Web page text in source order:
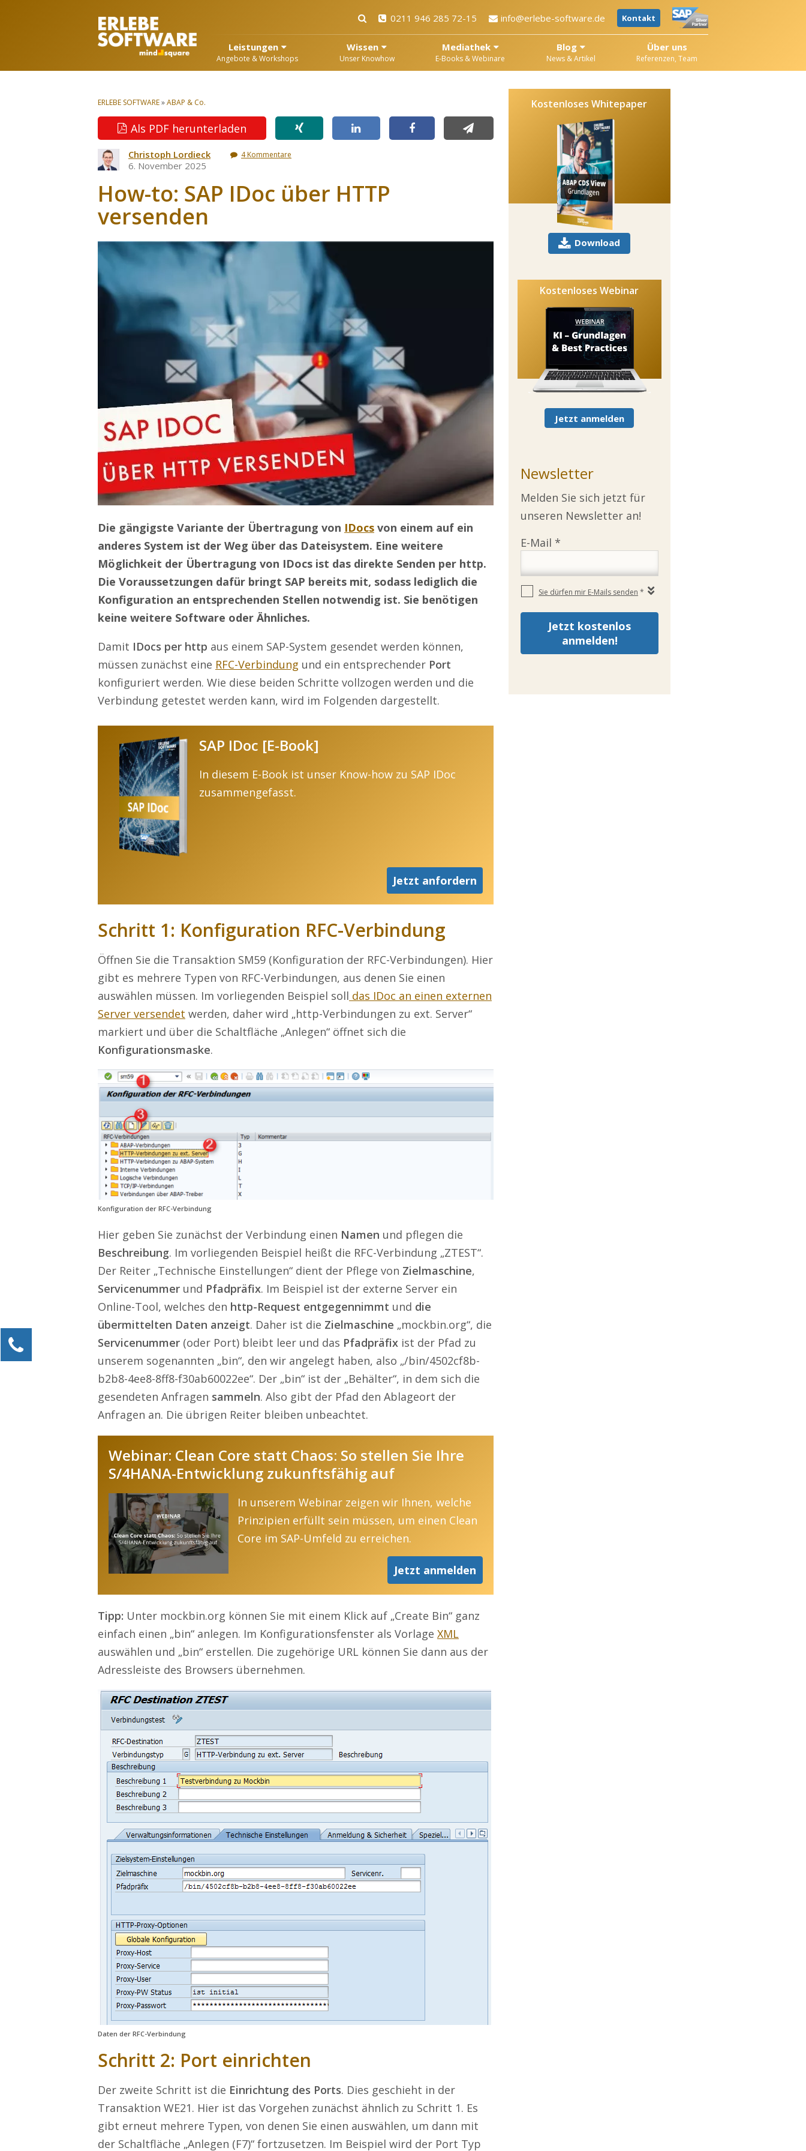
0211 946 285 72-15 info@erlebe-software.de Kontakt
Leistungen
Angebote & Workshops
Wissen
Unser Knowhow
Mediathek
E-Books & Webinare
Blog
News & Artikel
Über uns
Referenzen, Team
ERLEBE SOFTWARE»ABAP & Co.
Als PDF herunterladen
Christoph Lordieck
6. November 2025
4 Kommentare
How-to: SAP IDoc über HTTP
versenden
Die gängigste Variante der Übertragung von IDocs von einem auf ein
anderes System ist der Weg über das Dateisystem. Eine weitere
Möglichkeit der Übertragung von IDocs ist das direkte Senden per http.
Die Voraussetzungen dafür bringt SAP bereits mit, sodass lediglich die
Konfiguration an entsprechenden Stellen notwendig ist. Sie benötigen
keine weitere Software oder Ähnliches.
Damit IDocs per http aus einem SAP-System gesendet werden können,
müssen zunächst eine RFC-Verbindung und ein entsprechender Port
konfiguriert werden. Wie diese beiden Schritte vollzogen werden und die
Verbindung getestet werden kann, wird im Folgenden dargestellt.
SAP IDoc [E-Book]
In diesem E-Book ist unser Know-how zu SAP IDoc
zusammengefasst.
Jetzt anfordern
Schritt 1: Konfiguration RFC-Verbindung
Öffnen Sie die Transaktion SM59 (Konfiguration der RFC-Verbindungen). Hier
gibt es mehrere Typen von RFC-Verbindungen, aus denen Sie einen
auswählen müssen. Im vorliegenden Beispiel soll das IDoc an einen externen
Server versendet werden, daher wird „http-Verbindungen zu ext. Server“
markiert und über die Schaltfläche „Anlegen“ öffnet sich die
Konfigurationsmaske.
Konfiguration der RFC-Verbindung
Hier geben Sie zunächst der Verbindung einen Namen und pflegen die
Beschreibung. Im vorliegenden Beispiel heißt die RFC-Verbindung „ZTEST“.
Der Reiter „Technische Einstellungen“ dient der Pflege von Zielmaschine,
Servicenummer und Pfadpräfix. Im Beispiel ist der externe Server ein
Online-Tool, welches den http-Request entgegennimmt und die
übermittelten Daten anzeigt. Daher ist die Zielmaschine „mockbin.org“, die
Servicenummer (oder Port) bleibt leer und das Pfadpräfix ist der Pfad zu
unserem sogenannten „bin“, den wir angelegt haben, also „/bin/4502cf8b-
b2b8-4ee8-8ff8-f30ab60022ee“. Der „bin“ ist der „Behälter“, in dem sich die
gesendeten Anfragen sammeln. Also gibt der Pfad den Ablageort der
Anfragen an. Die übrigen Reiter bleiben unbeachtet.
Webinar: Clean Core statt Chaos: So stellen Sie Ihre
S/4HANA-Entwicklung zukunftsfähig auf
In unserem Webinar zeigen wir Ihnen, welche
Prinzipien erfüllt sein müssen, um einen Clean
Core im SAP-Umfeld zu erreichen.
Jetzt anmelden
Tipp: Unter mockbin.org können Sie mit einem Klick auf „Create Bin“ ganz
einfach einen „bin“ anlegen. Im Konfigurationsfenster als Vorlage XML
auswählen und „bin“ erstellen. Die zugehörige URL können Sie dann aus der
Adressleiste des Browsers übernehmen.
Daten der RFC-Verbindung
Schritt 2: Port einrichten
Der zweite Schritt ist die Einrichtung des Ports. Dies geschieht in der
Transaktion WE21. Hier ist das Vorgehen zunächst ähnlich zu Schritt 1. Es
gibt erneut mehrere Typen, von denen Sie einen auswählen, um dann mit
der Schaltfläche „Anlegen (F7)“ fortzusetzen. Im Beispiel wird der Port Typ
Kostenloses Whitepaper
Download
Kostenloses Webinar
Jetzt anmelden
Newsletter
Melden Sie sich jetzt für
unseren Newsletter an!
Kontaktieren Sie uns!
Alexander Kössner-Maier
Kundenservice
0211 946 285 72-15
Alexander.Koessner-Maier@erlebe-software.de